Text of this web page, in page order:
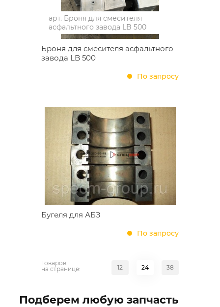
арт. Броня для смесителя
асфальтного завода LB 500
Броня для смесителя асфальтного
завода LB 500
По запросу
Бугеля для АБЗ
По запросу
Товаров
на странице:
12 24 38
Подберем любую запчасть